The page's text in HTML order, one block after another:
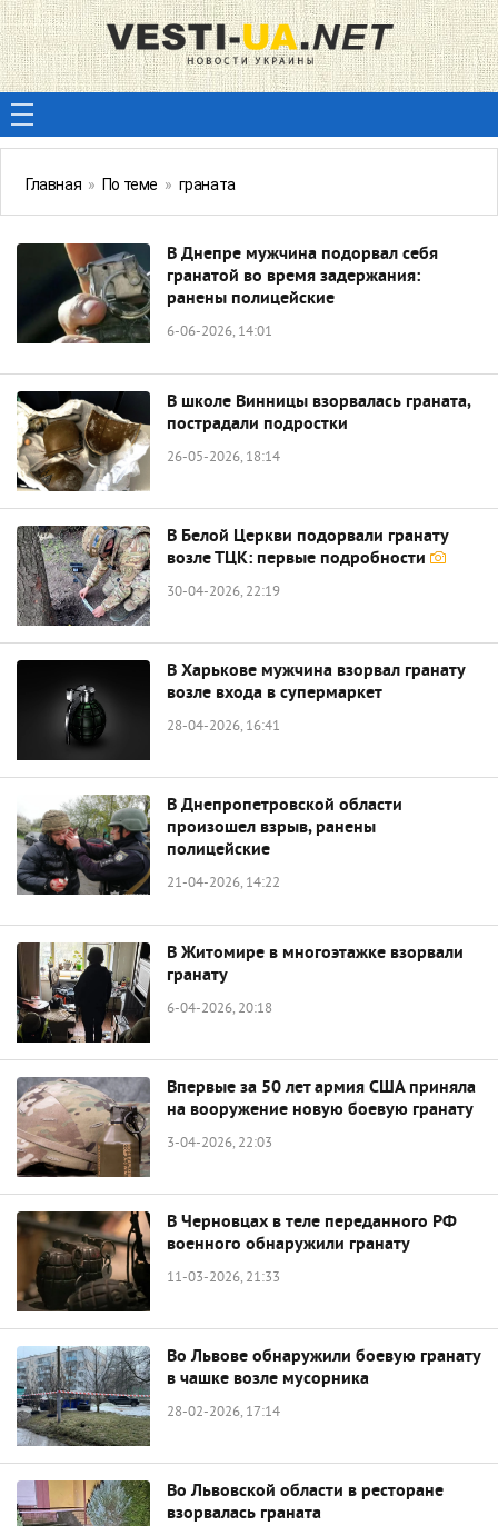
Главная » По теме » граната
В Днепре мужчина подорвал себя
гранатой во время задержания:
ранены полицейские
6-06-2026, 14:01
В школе Винницы взорвалась граната,
пострадали подростки
26-05-2026, 18:14
В Белой Церкви подорвали гранату
возле ТЦК: первые подробности
30-04-2026, 22:19
В Харькове мужчина взорвал гранату
возле входа в супермаркет
28-04-2026, 16:41
В Днепропетровской области
произошел взрыв, ранены
полицейские
21-04-2026, 14:22
В Житомире в многоэтажке взорвали
гранату
6-04-2026, 20:18
Впервые за 50 лет армия США приняла
на вооружение новую боевую гранату
3-04-2026, 22:03
В Черновцах в теле переданного РФ
военного обнаружили гранату
11-03-2026, 21:33
Во Львове обнаружили боевую гранату
в чашке возле мусорника
28-02-2026, 17:14
Во Львовской области в ресторане
взорвалась граната